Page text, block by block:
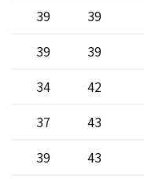
39
39
39
39
42
34
43
37
43
39